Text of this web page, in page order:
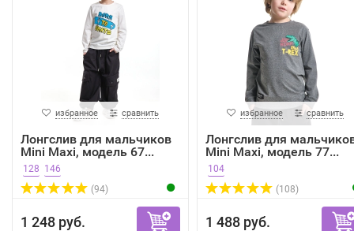
избранное сравнить
Лонгслив для мальчиков
Mini Maxi, модель 67...
128 146
(94)
1 248 руб.
избранное сравнить
Лонгслив для
Mini Maxi, модель 77...
104
(108)
1 488 руб.